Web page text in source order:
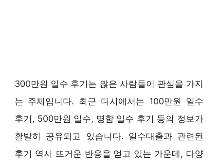
300만원 일수 후기는 많은 사람들이 관심을 가지
는 주제입니다. 최근 디시에서는 100만원 일수
후기, 500만원 일수, 명함 일수 후기 등의 정보가
활발히 공유되고 있습니다. 일수대출과 관련된
후기 역시 뜨거운 반응을 얻고 있는 가운데, 다양